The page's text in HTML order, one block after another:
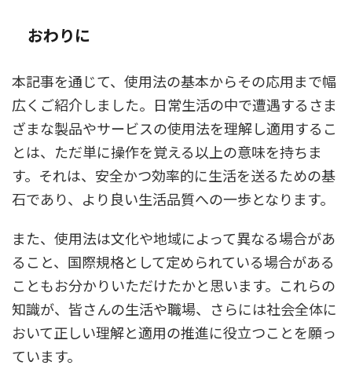
おわりに
本記事を通じて、使用法の基本からその応用まで幅
広くご紹介しました。日常生活の中で遭遇するさま
ざまな製品やサービスの使用法を理解し適用するこ
とは、ただ単に操作を覚える以上の意味を持ちま
す。それは、安全かつ効率的に生活を送るための基
石であり、より良い生活品質への一歩となります。
また、使用法は文化や地域によって異なる場合があ
ること、国際規格として定められている場合がある
こともお分かりいただけたかと思います。これらの
知識が、皆さんの生活や職場、さらには社会全体に
おいて正しい理解と適用の推進に役立つことを願っ
ています。